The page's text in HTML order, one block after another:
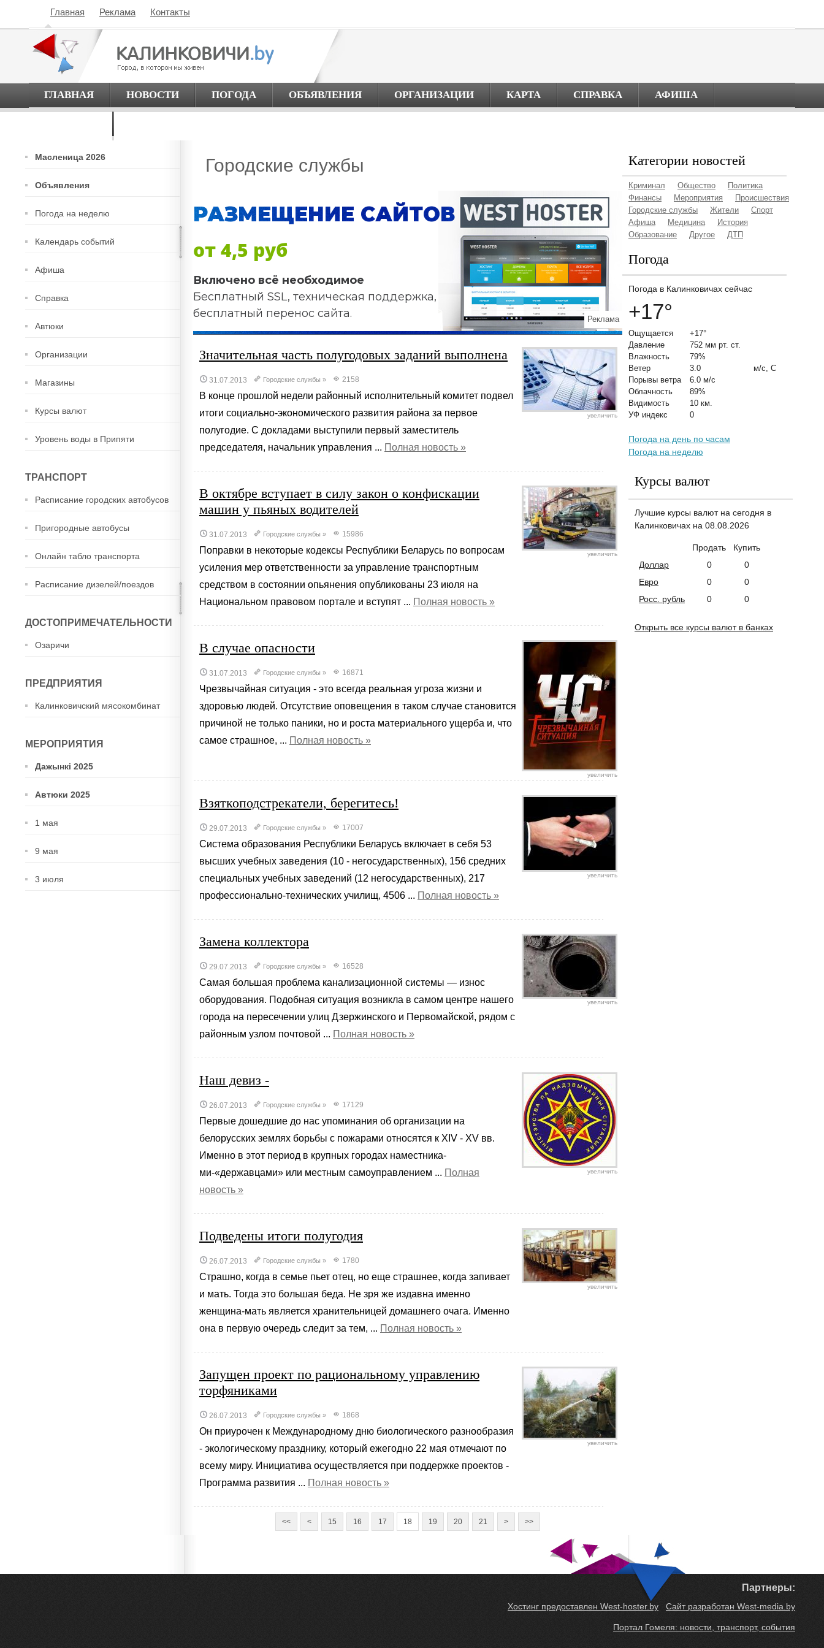
Главная Реклама Контакты
ГЛАВНАЯ НОВОСТИ ПОГОДА ОБЪЯВЛЕНИЯ ОРГАНИЗАЦИИ КАРТА СПРАВКА АФИША
Масленица 2026
Объявления
Погода на неделю
Календарь событий
Афиша
Справка
Автюки
Организации
Магазины
Курсы валют
Уровень воды в Припяти
ТРАНСПОРТ
Расписание городских автобусов
Пригородные автобусы
Онлайн табло транспорта
Расписание дизелей/поездов
ДОСТОПРИМЕЧАТЕЛЬНОСТИ
Озаричи
ПРЕДПРИЯТИЯ
Калинковичский мясокомбинат
МЕРОПРИЯТИЯ
Дажынкі 2025
Автюки 2025
1 мая
9 мая
3 июля
Городские службы
РАЗМЕЩЕНИЕ САЙТОВ
от 4,5 руб
Включено всё необходимое
Бесплатный SSL, техническая поддержка,
бесплатный перенос сайта.
Реклама
Значительная часть полугодовых заданий выполнена
31.07.2013 Городские службы » 2158
В конце прошлой недели районный исполнительный комитет подвел
итоги социально-экономического развития района за первое
полугодие. С докладами выступили первый заместитель
председателя, начальник управления ... Полная новость »
увеличить
В октябре вступает в силу закон о конфискации
машин у пьяных водителей
31.07.2013 Городские службы » 15986
Поправки в некоторые кодексы Республики Беларусь по вопросам
усиления мер ответственности за управление транспортным
средством в состоянии опьянения опубликованы 23 июля на
Национальном правовом портале и вступят ... Полная новость »
увеличить
В случае опасности
31.07.2013 Городские службы » 16871
Чрезвычайная ситуация - это всегда реальная угроза жизни и
здоровью людей. Отсутствие оповещения в таком случае становится
причиной не только паники, но и роста материального ущерба и, что
самое страшное, ... Полная новость »
увеличить
Взяткоподстрекатели, берегитесь!
29.07.2013 Городские службы » 17007
Система образования Республики Беларусь включает в себя 53
высших учебных заведения (10 - негосударственных), 156 средних
специальных учебных заведений (12 негосударственных), 217
профессионально-технических училищ, 4506 ... Полная новость »
увеличить
Замена коллектора
29.07.2013 Городские службы » 16528
Самая большая проблема канализационной системы — износ
оборудования. Подобная ситуация возникла в самом центре нашего
города на пересечении улиц Дзержинского и Первомайской, рядом с
районным узлом почтовой ... Полная новость »
увеличить
Наш девиз -
26.07.2013 Городские службы » 17129
Первые дошедшие до нас упоминания об организации на
белорусских землях борьбы с пожарами относятся к XIV - XV вв.
Именно в этот период в крупных городах наместника-
ми-«державцами» или местным самоуправлением ... Полная
новость »
увеличить
Подведены итоги полугодия
26.07.2013 Городские службы » 1780
Страшно, когда в семье пьет отец, но еще страшнее, когда запивает
и мать. Тогда это большая беда. Не зря же издавна именно
женщина-мать является хранительницей домашнего очага. Именно
она в первую очередь следит за тем, ... Полная новость »
увеличить
Запущен проект по рациональному управлению
торфяниками
26.07.2013 Городские службы » 1868
Он приурочен к Международному дню биологического разнообразия
- экологическому празднику, который ежегодно 22 мая отмечают по
всему миру. Инициатива осуществляется при поддержке проектов -
Программа развития ... Полная новость »
увеличить
<< < 15 16 17 18 19 20 21 > >>
Категории новостей
Криминал Общество
Политика
Финансы
Мероприятия
Происшествия
Городские службы
Жители
Спорт
Афиша
Медицина
История
Образование
Другое ДТП
Погода
Погода в Калинковичах сейчас
+17°
Ощущается
+17°
Давление
752 мм рт. ст.
Влажность
79%
Ветер
3.0
м/с, С
Порывы ветра
6.0 м/с
Облачность
89%
Видимость
10 км.
УФ индекс
0
Погода на день по часам
Погода на неделю
Курсы валют
Лучшие курсы валют на сегодня в
Калинковичах на 08.08.2026
Продать
Купить
Доллар
0
0
Евро
0
0
Росс. рубль
0 0
Открыть все курсы валют в банках
Партнеры:
Хостинг предоставлен West-hoster.by Сайт разработан West-media.by
Портал Гомеля: новости, транспорт, события